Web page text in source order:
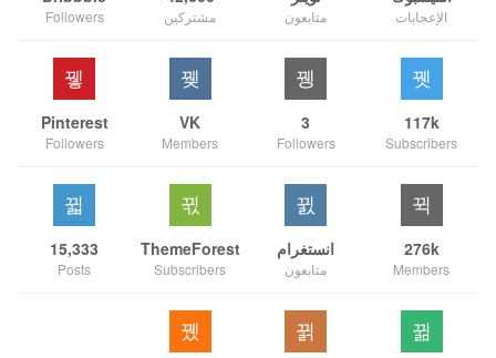
الإعجابات متابعون مشتركين Followers
117k
Subscribers
3
Followers
VK
Members
Pinterest
Followers
276k
Members
انستغرام
متابعون
ThemeForest
Subscribers
15,333
Posts